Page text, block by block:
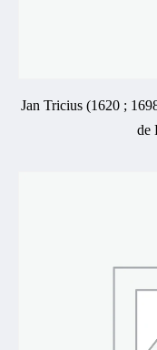
Jan Tricius (1620 ;
de